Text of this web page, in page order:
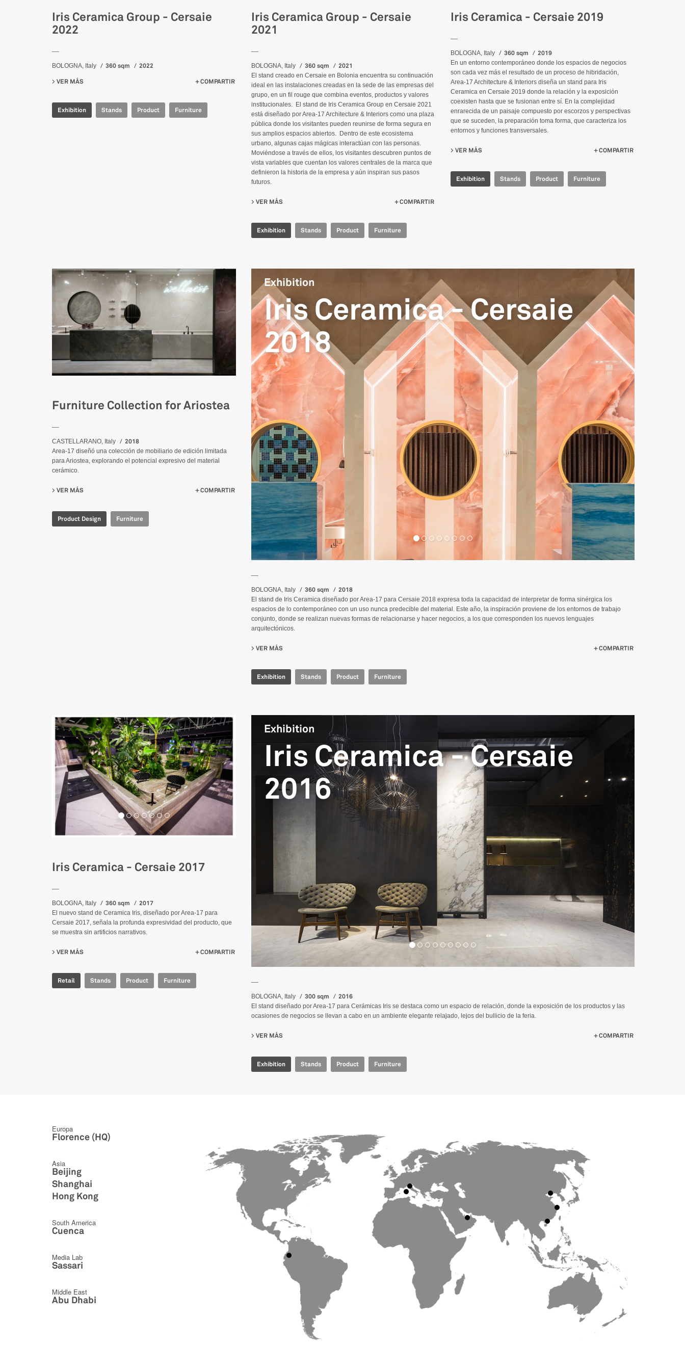
Iris Ceramica Group - Cersaie
2022
BOLOGNA, Italy 360 sqm
2022
VER MÁS SU IRIS CERAMICA GROUP - CERSAIE 2022COMPARTIR
Exhibition Stands Product Furniture
Iris Ceramica Group - Cersaie
2021
BOLOGNA, Italy 360 sqm 2021
El stand creado en Cersaie en Bolonia encuentra su continuación
ideal en las instalaciones creadas en la sede de las empresas del
grupo, en un fil rouge que combina eventos, productos y valores
institucionales. El stand de Iris Ceramica Group en Cersaie 2021
está diseñado por Area-17 Architecture & Interiors como una plaza
pública donde los visitantes pueden reunirse de forma segura en
sus amplios espacios abiertos. Dentro de este ecosistema
urbano, algunas cajas mágicas interactúan con las personas.
Moviéndose a través de ellos, los visitantes descubren puntos de
vista variables que cuentan los valores centrales de la marca que
definieron la historia de la empresa y aún inspiran sus pasos
futuros.
VER MÁS SU IRIS CERAMICA GROUP - CERSAIE 2021COMPARTIR
Exhibition Stands Product Furniture
Iris Ceramica - Cersaie 2019
BOLOGNA, Italy 360 sqm 2019
En un entorno contemporáneo donde los espacios de negocios
son cada vez más el resultado de un proceso de hibridación,
Area-17 Architecture & Interiors diseña un stand para Iris
Ceramica en Cersaie 2019 donde la relación y la exposición
coexisten hasta que se fusionan entre sí. En la complejidad
enrarecida de un paisaje compuesto por escorzos y perspectivas
que se suceden, la preparación toma forma, que caracteriza los
entornos y funciones transversales.
VER MÁS COMPARTIR
Exhibition Stands Product Furniture
Furniture Collection for Ariostea
CASTELLARANO, Italy 2018
Area-17 diseñó una colección de mobiliario de edición limitada
para Ariostea, explorando el potencial expresivo del material
cerámico.
VER MÁS SU FURNITURE COLLECTION FOR ARIOSTEACOMPARTIR
Product Design Furniture
Exhibition
Iris Ceramica - Cersaie
2018
BOLOGNA, Italy 360 sqm 2018
El stand de Iris Ceramica diseñado por Area-17 para Cersaie 2018 expresa toda la capacidad de interpretar de forma sinérgica los
espacios de lo contemporáneo con un uso nunca predecible del material. Este año, la inspiración proviene de los entornos de trabajo
conjunto, donde se realizan nuevas formas de relacionarse y hacer negocios, a los que corresponden los nuevos lenguajes
arquitectónicos.
VER MÁS COMPARTIR
Exhibition Stands Product Furniture
Iris Ceramica - Cersaie 2017
BOLOGNA, Italy 360 sqm 2017
El nuevo stand de Ceramica Iris, diseñado por Area-17 para
Cersaie 2017, señala la profunda expresividad del producto, que
se muestra sin artificios narrativos.
VER MÁS COMPARTIR
Retail Stands Product Furniture
Exhibition
Iris Ceramica - Cersaie
2016
BOLOGNA, Italy 300 sqm 2016
El stand diseñado por Area-17 para Cerámicas Iris se destaca como un espacio de relación, donde la exposición de los productos y las
ocasiones de negocios se llevan a cabo en un ambiente elegante relajado, lejos del bullicio de la feria.
VER MÁS COMPARTIR
Exhibition Stands Product Furniture
Europa
Florence (HQ)
Asia
Beijing
Shanghai
Hong Kong
South America
Cuenca
Media Lab
Sassari
Middle East
Abu Dhabi